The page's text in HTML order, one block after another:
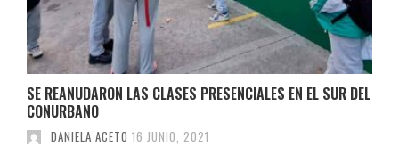
SE REANUDARON LAS CLASES PRESENCIALES EN EL SUR DEL
CONURBANO
DANIELA ACETO 16 JUNIO, 2021